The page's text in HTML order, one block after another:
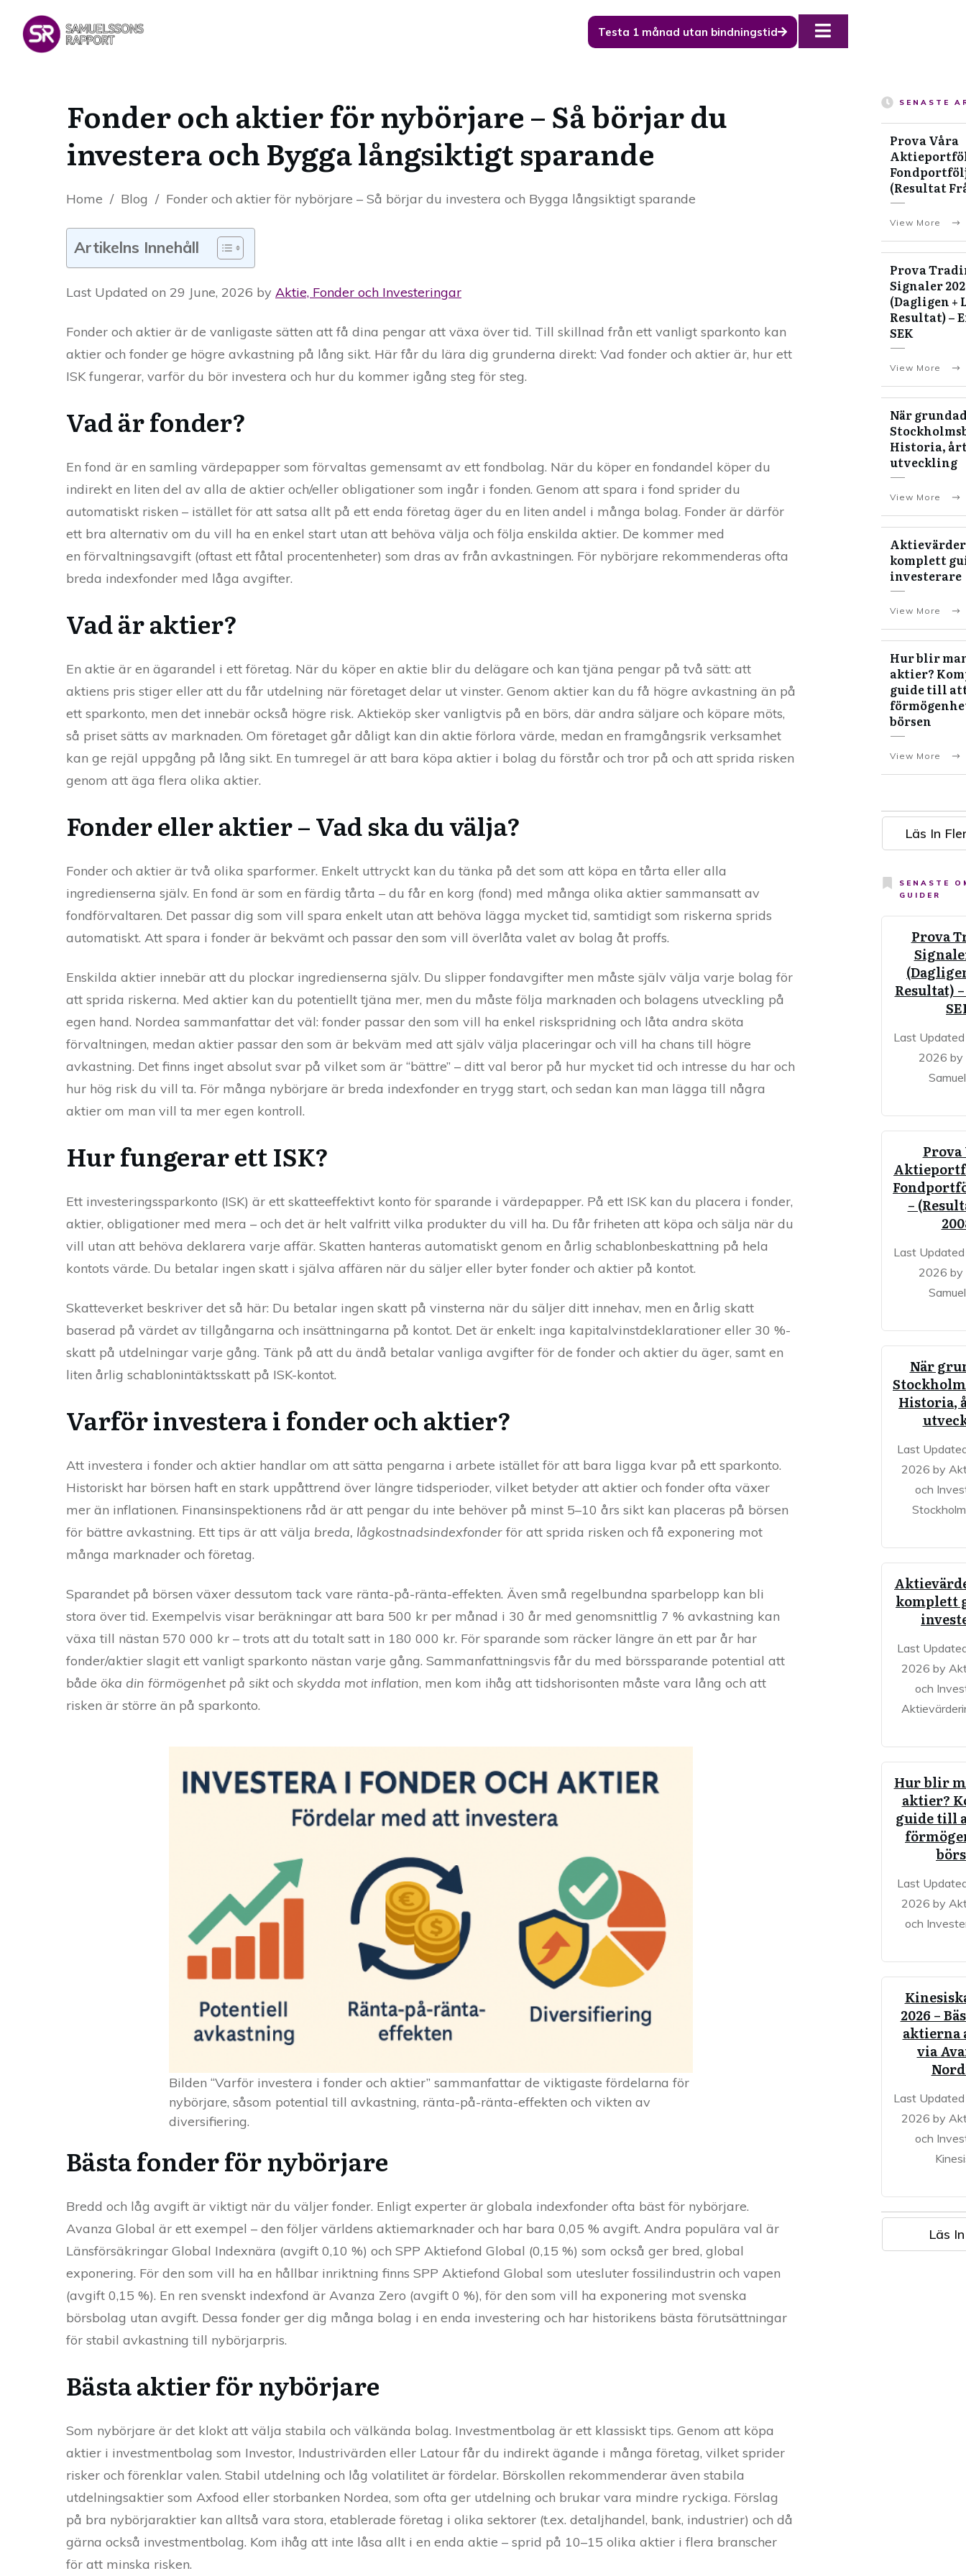
Testa 1 månad utan bindningstid
Fonder och aktier för nybörjare – Så börjar du
investera och Bygga långsiktigt sparande
Home / Blog / Fonder och aktier för nybörjare – Så börjar du investera och Bygga långsiktigt sparande
Artikelns Innehåll
Last Updated on 29 June, 2026 by Aktie, Fonder och Investeringar
Fonder och aktier är de vanligaste sätten att få dina pengar att växa över tid. Till skillnad från ett vanligt sparkonto kan
aktier och fonder ge högre avkastning på lång sikt. Här får du lära dig grunderna direkt: Vad fonder och aktier är, hur ett
ISK fungerar, varför du bör investera och hur du kommer igång steg för steg.
Vad är fonder?
En fond är en samling värdepapper som förvaltas gemensamt av ett fondbolag. När du köper en fondandel köper du
indirekt en liten del av alla de aktier och/eller obligationer som ingår i fonden. Genom att spara i fond sprider du
automatiskt risken – istället för att satsa allt på ett enda företag äger du en liten andel i många bolag. Fonder är därför
ett bra alternativ om du vill ha en enkel start utan att behöva välja och följa enskilda aktier. De kommer med
en förvaltningsavgift (oftast ett fåtal procentenheter) som dras av från avkastningen. För nybörjare rekommenderas ofta
breda indexfonder med låga avgifter.
Vad är aktier?
En aktie är en ägarandel i ett företag. När du köper en aktie blir du delägare och kan tjäna pengar på två sätt: att
aktiens pris stiger eller att du får utdelning när företaget delar ut vinster. Genom aktier kan du få högre avkastning än på
ett sparkonto, men det innebär också högre risk. Aktieköp sker vanligtvis på en börs, där andra säljare och köpare möts,
så priset sätts av marknaden. Om företaget går dåligt kan din aktie förlora värde, medan en framgångsrik verksamhet
kan ge rejäl uppgång på lång sikt. En tumregel är att bara köpa aktier i bolag du förstår och tror på och att sprida risken
genom att äga flera olika aktier.
Fonder eller aktier – Vad ska du välja?
Fonder och aktier är två olika sparformer. Enkelt uttryckt kan du tänka på det som att köpa en tårta eller alla
ingredienserna själv. En fond är som en färdig tårta – du får en korg (fond) med många olika aktier sammansatt av
fondförvaltaren. Det passar dig som vill spara enkelt utan att behöva lägga mycket tid, samtidigt som riskerna sprids
automatiskt. Att spara i fonder är bekvämt och passar den som vill överlåta valet av bolag åt proffs.
Enskilda aktier innebär att du plockar ingredienserna själv. Du slipper fondavgifter men måste själv välja varje bolag för
att sprida riskerna. Med aktier kan du potentiellt tjäna mer, men du måste följa marknaden och bolagens utveckling på
egen hand. Nordea sammanfattar det väl: fonder passar den som vill ha enkel riskspridning och låta andra sköta
förvaltningen, medan aktier passar den som är bekväm med att själv välja placeringar och vill ha chans till högre
avkastning. Det finns inget absolut svar på vilket som är “bättre” – ditt val beror på hur mycket tid och intresse du har och
hur hög risk du vill ta. För många nybörjare är breda indexfonder en trygg start, och sedan kan man lägga till några
aktier om man vill ta mer egen kontroll.
Hur fungerar ett ISK?
Ett investeringssparkonto (ISK) är ett skatteeffektivt konto för sparande i värdepapper. På ett ISK kan du placera i fonder,
aktier, obligationer med mera – och det är helt valfritt vilka produkter du vill ha. Du får friheten att köpa och sälja när du
vill utan att behöva deklarera varje affär. Skatten hanteras automatiskt genom en årlig schablonbeskattning på hela
kontots värde. Du betalar ingen skatt i själva affären när du säljer eller byter fonder och aktier på kontot.
Skatteverket beskriver det så här: Du betalar ingen skatt på vinsterna när du säljer ditt innehav, men en årlig skatt
baserad på värdet av tillgångarna och insättningarna på kontot. Det är enkelt: inga kapitalvinstdeklarationer eller 30 %-
skatt på utdelningar varje gång. Tänk på att du ändå betalar vanliga avgifter för de fonder och aktier du äger, samt en
liten årlig schablonintäktsskatt på ISK-kontot.
Varför investera i fonder och aktier?
Att investera i fonder och aktier handlar om att sätta pengarna i arbete istället för att bara ligga kvar på ett sparkonto.
Historiskt har börsen haft en stark uppåttrend över längre tidsperioder, vilket betyder att aktier och fonder ofta växer
mer än inflationen. Finansinspektionens råd är att pengar du inte behöver på minst 5–10 års sikt kan placeras på börsen
för bättre avkastning. Ett tips är att välja breda, lågkostnadsindexfonder för att sprida risken och få exponering mot
många marknader och företag.
Sparandet på börsen växer dessutom tack vare ränta-på-ränta-effekten. Även små regelbundna sparbelopp kan bli
stora över tid. Exempelvis visar beräkningar att bara 500 kr per månad i 30 år med genomsnittlig 7 % avkastning kan
växa till nästan 570 000 kr – trots att du totalt satt in 180 000 kr. För sparande som räcker längre än ett par år har
fonder/aktier slagit ett vanligt sparkonto nästan varje gång. Sammanfattningsvis får du med börssparande potential att
både öka din förmögenhet på siktoch skydda mot inflation, men kom ihåg att tidshorisonten måste vara lång och att
risken är större än på sparkonto.
Bilden “Varför investera i fonder och aktier” sammanfattar de viktigaste fördelarna för
nybörjare, såsom potential till avkastning, ränta-på-ränta-effekten och vikten av
diversifiering.
Bästa fonder för nybörjare
Bredd och låg avgift är viktigt när du väljer fonder. Enligt experter är globala indexfonder ofta bäst för nybörjare.
Avanza Global är ett exempel – den följer världens aktiemarknader och har bara 0,05 % avgift. Andra populära val är
Länsförsäkringar Global Indexnära (avgift 0,10 %) och SPP Aktiefond Global (0,15 %) som också ger bred, global
exponering. För den som vill ha en hållbar inriktning finns SPP Aktiefond Global som utesluter fossilindustrin och vapen
(avgift 0,15 %). En ren svenskt indexfond är Avanza Zero (avgift 0 %), för den som vill ha exponering mot svenska
börsbolag utan avgift. Dessa fonder ger dig många bolag i en enda investering och har histori­kens bästa förutsättningar
för stabil avkastning till nybörjarpris.
Bästa aktier för nybörjare
Som nybörjare är det klokt att välja stabila och välkända bolag. Investmentbolag är ett klassiskt tips. Genom att köpa
aktier i investmentbolag som Investor, Industrivärden eller Latour får du indirekt ägande i många företag, vilket sprider
risker och förenklar valen. Stabil utdelning och låg volatilitet är fördelar. Börskollen rekommenderar även stabila
utdelningsaktier som Axfood eller storbanken Nordea, som ofta ger utdelning och brukar vara mindre ryckiga. Förslag
på bra nybörjaraktier kan alltså vara stora, etablerade företag i olika sektorer (t.ex. detaljhandel, bank, industrier) och då
gärna också investmentbolag. Kom ihåg att inte låsa allt i en enda aktie – sprid på 10–15 olika aktier i flera branscher
för att minska risken.
SENASTE
Prova Våra
(Resultat
View More
Prova
Signaler
(Dagligen +
Resultat) –
SEK
View More
När
Historia,
utveckling
View More
komplett
investerare
View More
Hur blir
aktier?
guide till
börsen
View More
Läs In
SENASTE
GUIDER
Prova
Resultat)
Last Updated
2026 by
Prova
–
Last Updated
2026 by
När
Historia,
Last
2026 by
och
komplett
Last
2026 by
och
Hur blir
aktier?
guide till
Last
2026 by
och
2026 –
aktierna
via
Last
2026 by
och
Läs